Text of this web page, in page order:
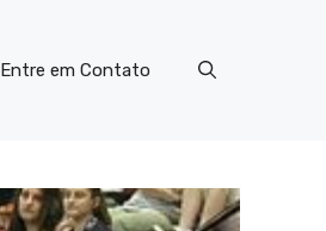
Entre em Contato